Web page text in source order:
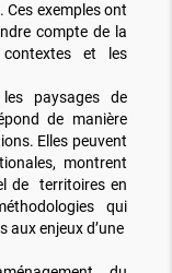
exemples ont
compte de la
et les
paysages de
de manière
Elles peuvent
montrent
de territoires en
qui
enjeux d’une